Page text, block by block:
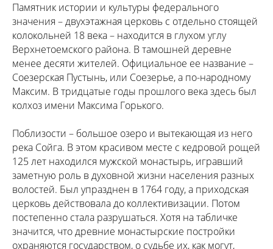
Памятник истории и культуры федерального
значения – двухэтажная церковь с отдельно стоящей
колокольней 18 века – находится в глухом углу
Верхнетоемского района. В тамошней деревне
менее десяти жителей. Официальное ее название –
Соезерская Пустынь, или Соезерье, а по-народному
Максим. В тридцатые годы прошлого века здесь был
колхоз имени Максима Горького.
Поблизости – большое озеро и вытекающая из него
река Сойга. В этом красивом месте с кедровой рощей
125 лет находился мужской монастырь, игравший
заметную роль в духовной жизни населения разных
волостей. Был упразднен в 1764 году, а приходская
церковь действовала до коллективизации. Потом
постепенно стала разрушаться. Хотя на табличке
значится, что древние монастырские постройки
охраняются государством, о судьбе их, как могут,